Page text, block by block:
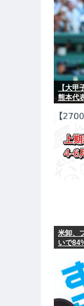
【大
熊本代
米卸、
いで